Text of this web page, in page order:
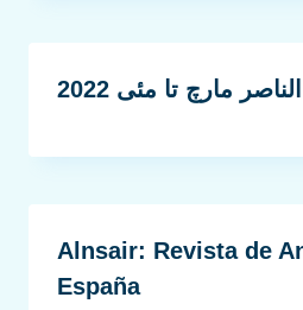
الناصر مارچ تا مئی 2022
Alnsair: Revista de
España